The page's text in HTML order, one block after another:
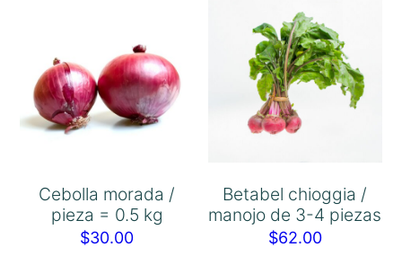
Cebolla morada /
pieza = 0.5 kg
$30.00
Betabel chioggia /
manojo de 3-4 piezas
$62.00